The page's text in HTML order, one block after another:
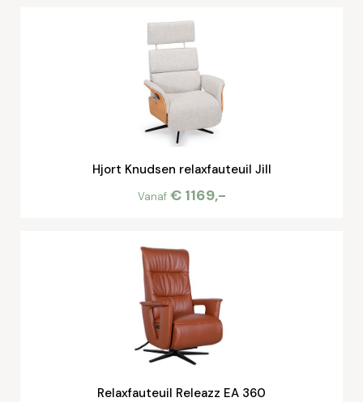
Hjort Knudsen relaxfauteuil Jill
Vanaf € 1169,-
Relaxfauteuil Releazz EA 360